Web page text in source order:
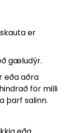
er
gæludýr.
eða aðra
för milli
þarf salinn.